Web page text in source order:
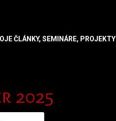
ČLÁNKY, SEMINÁRE, PROJEKTY
2025